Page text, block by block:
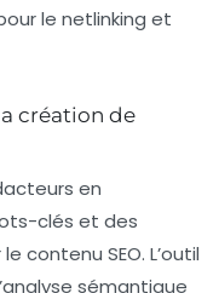
le netlinking et
création de
en
clés et des
contenu SEO. L’outil
sémantique